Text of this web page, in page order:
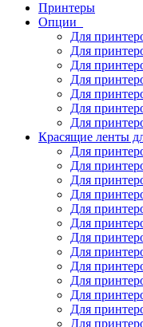
Принтеры
Опции
Для
Для
Для
Для
Для
Для
Для
Красящие ленты
Для
Для
Для
Для
Для
Для
Для
Для
Для
Для
Для
Для
Для